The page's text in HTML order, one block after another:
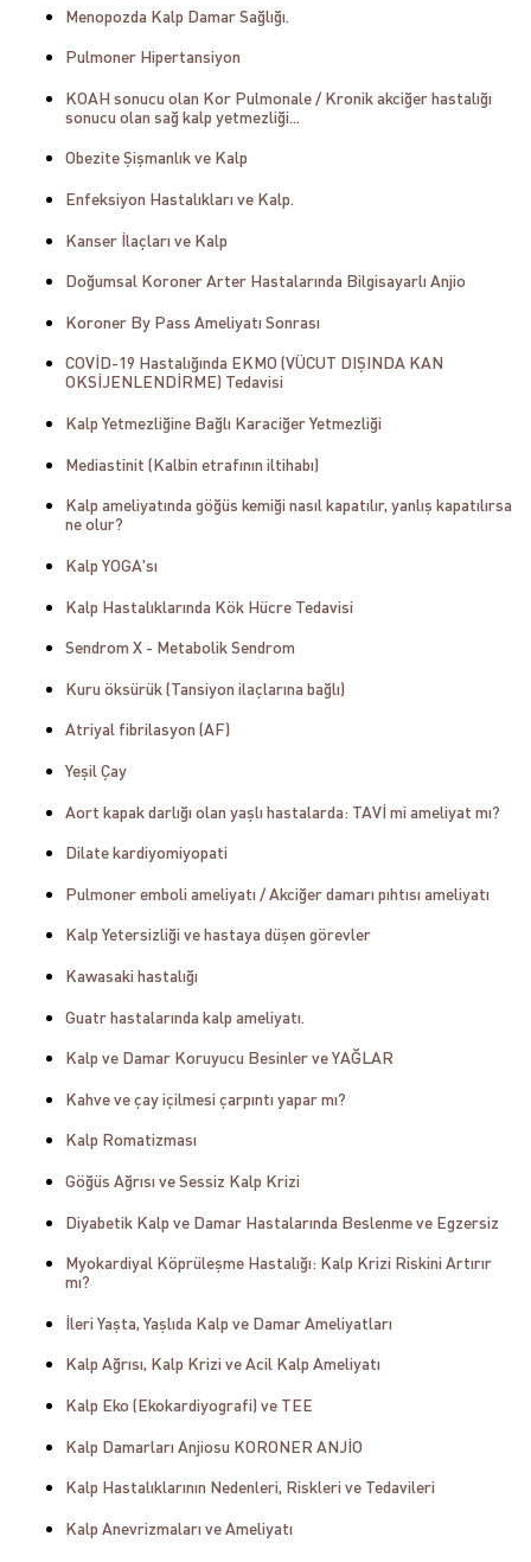
Menopozda Kalp Damar Sağlığı.
Pulmoner Hipertansiyon
KOAH sonucu olan Kor Pulmonale / Kronik akciğer hastalığı
sonucu olan sağ kalp yetmezliği...
Obezite Şişmanlık ve Kalp
Enfeksiyon Hastalıkları ve Kalp.
Kanser İlaçları ve Kalp
Doğumsal Koroner Arter Hastalarında Bilgisayarlı Anjio
Koroner By Pass Ameliyatı Sonrası
COVİD-19 Hastalığında EKMO (VÜCUT DIŞINDA KAN
OKSİJENLENDİRME) Tedavisi
Kalp Yetmezliğine Bağlı Karaciğer Yetmezliği
Mediastinit (Kalbin etrafının iltihabı)
Kalp ameliyatında göğüs kemiği nasıl kapatılır, yanlış kapatılırsa
ne olur?
Kalp YOGA'sı
Kalp Hastalıklarında Kök Hücre Tedavisi
Sendrom X - Metabolik Sendrom
Kuru öksürük (Tansiyon ilaçlarına bağlı)
Atriyal fibrilasyon (AF)
Yeşil Çay
Aort kapak darlığı olan yaşlı hastalarda: TAVİ mi ameliyat mı?
Dilate kardiyomiyopati
Pulmoner emboli ameliyatı / Akciğer damarı pıhtısı ameliyatı
Kalp Yetersizliği ve hastaya düşen görevler
Kawasaki hastalığı
Guatr hastalarında kalp ameliyatı.
Kalp ve Damar Koruyucu Besinler ve YAĞLAR
Kahve ve çay içilmesi çarpıntı yapar mı?
Kalp Romatizması
Göğüs Ağrısı ve Sessiz Kalp Krizi
Diyabetik Kalp ve Damar Hastalarında Beslenme ve Egzersiz
Myokardiyal Köprüleşme Hastalığı: Kalp Krizi Riskini Artırır
mı?
İleri Yaşta, Yaşlıda Kalp ve Damar Ameliyatları
Kalp Ağrısı, Kalp Krizi ve Acil Kalp Ameliyatı
Kalp Eko (Ekokardiyografi) ve TEE
Kalp Damarları Anjiosu KORONER ANJİO
Kalp Hastalıklarının Nedenleri, Riskleri ve Tedavileri
Kalp Anevrizmaları ve Ameliyatı